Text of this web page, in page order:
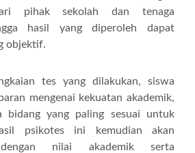
pihak sekolah dan tenaga
hasil yang diperoleh dapat
objektif.
tes yang dilakukan, siswa
mengenai kekuatan akademik,
bidang yang paling sesuai untuk
psikotes ini kemudian akan
dengan nilai akademik serta